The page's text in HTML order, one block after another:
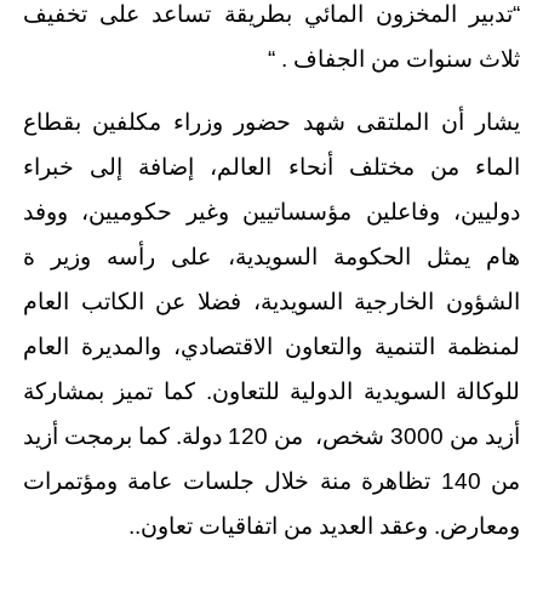
“تدبير المخزون المائي بطريقة تساعد على تخفيف
ثلاث سنوات من الجفاف . “
يشار أن الملتقى شهد حضور وزراء مكلفين بقطاع
الماء من مختلف أنحاء العالم، إضافة إلى خبراء
دوليين، وفاعلين مؤسساتيين وغير حكوميين، ووفد
هام يمثل الحكومة السويدية، على رأسه وزير ة
الشؤون الخارجية السويدية، فضلا عن الكاتب العام
لمنظمة التنمية والتعاون الاقتصادي، والمديرة العام
للوكالة السويدية الدولية للتعاون. كما تميز بمشاركة
أزيد من 3000 شخص، من 120 دولة. كما برمجت أزيد
من 140 تظاهرة منة خلال جلسات عامة ومؤتمرات
ومعارض. وعقد العديد من اتفاقيات تعاون..